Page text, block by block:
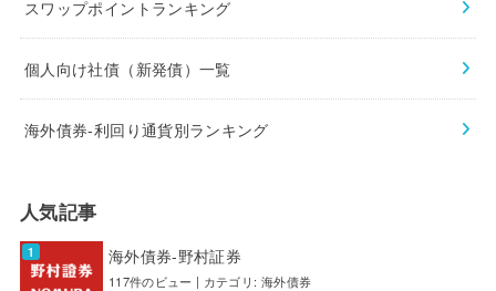
スワップポイントランキング
個人向け社債（新発債）一覧
海外債券-利回り通貨別ランキング
人気記事
海外債券-野村証券
117件のビュー | カテゴリ: 海外債券